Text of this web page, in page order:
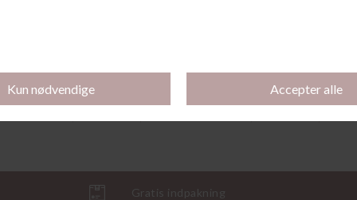
Bambus Natkjole, Desert Butterfly
Gratis indpakning